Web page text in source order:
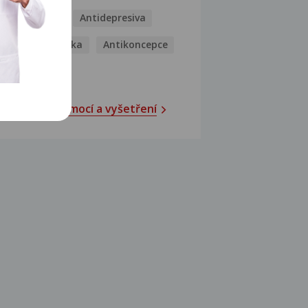
Antibiotika Antidepresiva
Antihistaminika Antikoncepce
Katalog nemocí a vyšetření